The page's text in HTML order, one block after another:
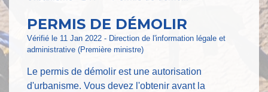
PERMIS DE DÉMOLIR
Vérifié le 11 Jan 2022 - Direction de l'information légale et
administrative (Première ministre)
Le permis de démolir est une autorisation
d'urbanisme. Vous devez l'obtenir avant la